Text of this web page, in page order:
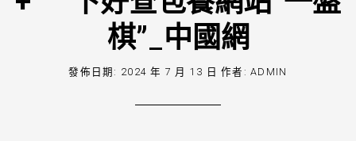
棋”_中國網
發佈日期: 2024 年 7 月 13 日 作者:ADMIN